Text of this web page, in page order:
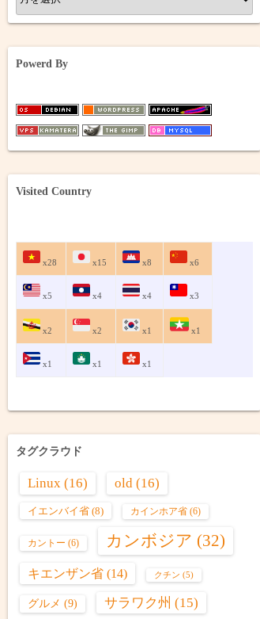
ー
Powerd By
Visited Country
x28 x15 x8 x6
x5 x4 x4 x3
x2 x2 x1 x1
x1 x1 x1
タグクラウド
Linux (16) old (16)
イエンバイ省 (8) カインホア省 (6)
カントー (6) カンボジア (32)
キエンザン省 (14) クチン (5)
グルメ (9) サラワク州 (15)